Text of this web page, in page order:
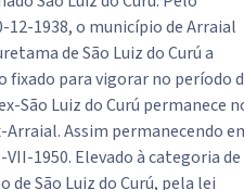
12-1938, o município de Arraial
de São Luiz do Curú a
fixado para vigorar no período
São Luiz do Curú permanece
Assim permanecendo
1950. Elevado à categoria de
São Luiz do Curú, pela lei